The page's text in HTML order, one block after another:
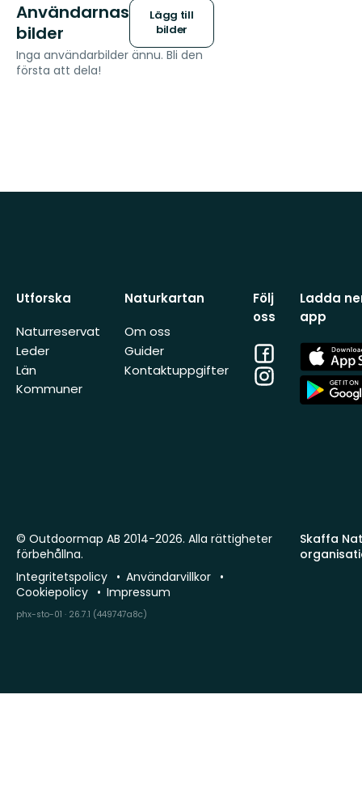
Användarnas
bilder
Lägg till
bilder
Inga användarbilder ännu. Bli den
första att dela!
Utforska
Naturreservat
Leder
Län
Kommuner
Naturkartan
Om oss
Guider
Kontaktuppgifter
Följ
oss
Facebook
Instagram
Ladda
app
App
Store
App
Store
Skaffa
© Outdoormap AB 2014-2026. Alla rättigheter
förbehållna.
Integritetspolicy
Användarvillkor
Cookiepolicy
Impressum
phx-sto-01 · 26.7.1 (449747a8c)